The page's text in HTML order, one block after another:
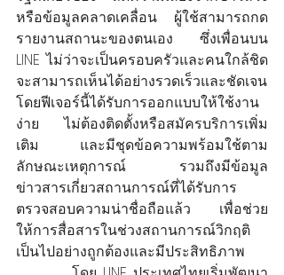
หรือข้อมูลคลาดเคลื่อน ผู้ใช้สามารถกด
รายงานสถานะของตนเอง ซึ่งเพื่อนบน
LINE ไม่ว่าจะเป็นครอบครัวและคนใกล้ชิด
จะสามารถเห็นได้อย่างรวดเร็วและชัดเจน
โดยฟีเจอร์นี้ได้รับการออกแบบให้ใช้งาน
ง่าย ไม่ต้องติดตั้งหรือสมัครบริการเพิ่ม
เติม และมีชุดข้อความพร้อมใช้ตาม
ลักษณะเหตุการณ์ รวมถึงมีข้อมูล
ข่าวสารเกี่ยวสถานการณ์ที่ได้รับการ
ตรวจสอบความน่าชื่อถือแล้ว เพื่อช่วย
ให้การสื่อสารในช่วงสถานการณ์วิกฤติ
เป็นไปอย่างถูกต้องและมีประสิทธิภาพ